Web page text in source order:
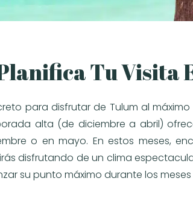
Tu Visita
para disfrutar de Tulum al
alta (de diciembre a abril)
o en mayo. En estos meses,
disfrutando de un clima
su punto máximo durante los